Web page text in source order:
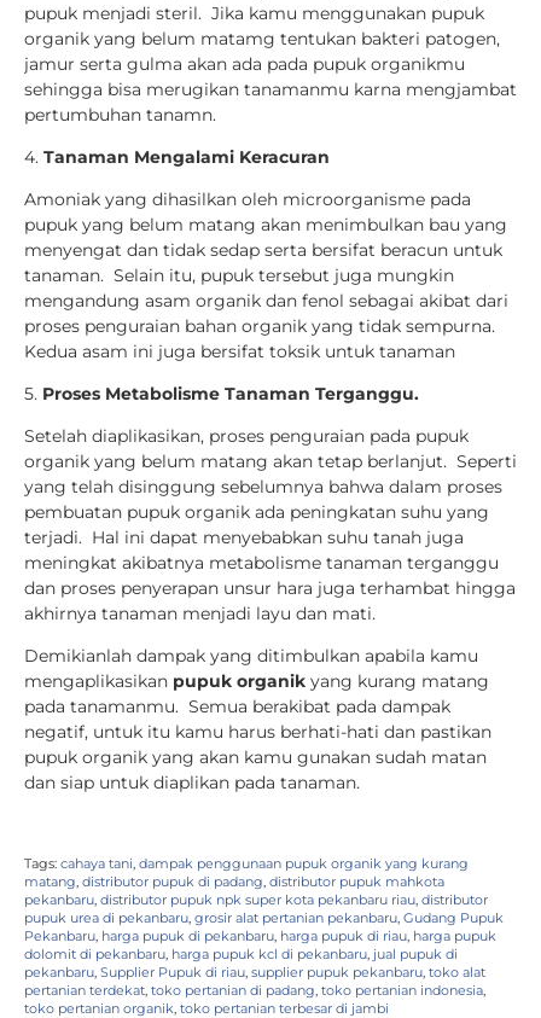
pupuk menjadi steril. Jika kamu menggunakan pupuk
organik yang belum matamg tentukan bakteri patogen,
jamur serta gulma akan ada pada pupuk organikmu
sehingga bisa merugikan tanamanmu karna mengjambat
pertumbuhan tanamn.
4. Tanaman Mengalami Keracuran
Amoniak yang dihasilkan oleh microorganisme pada
pupuk yang belum matang akan menimbulkan bau yang
menyengat dan tidak sedap serta bersifat beracun untuk
tanaman. Selain itu, pupuk tersebut juga mungkin
mengandung asam organik dan fenol sebagai akibat dari
proses penguraian bahan organik yang tidak sempurna.
Kedua asam ini juga bersifat toksik untuk tanaman
5. Proses Metabolisme Tanaman Terganggu.
Setelah diaplikasikan, proses penguraian pada pupuk
organik yang belum matang akan tetap berlanjut. Seperti
yang telah disinggung sebelumnya bahwa dalam proses
pembuatan pupuk organik ada peningkatan suhu yang
terjadi. Hal ini dapat menyebabkan suhu tanah juga
meningkat akibatnya metabolisme tanaman terganggu
dan proses penyerapan unsur hara juga terhambat hingga
akhirnya tanaman menjadi layu dan mati.
Demikianlah dampak yang ditimbulkan apabila kamu
mengaplikasikan pupuk organik yang kurang matang
pada tanamanmu. Semua berakibat pada dampak
negatif, untuk itu kamu harus berhati-hati dan pastikan
pupuk organik yang akan kamu gunakan sudah matan
dan siap untuk diaplikan pada tanaman.
Tags: cahaya tani, dampak penggunaan pupuk organik yang kurang
matang, distributor pupuk di padang, distributor pupuk mahkota
pekanbaru, distributor pupuk npk super kota pekanbaru riau, distributor
pupuk urea di pekanbaru, grosir alat pertanian pekanbaru, Gudang Pupuk
Pekanbaru, harga pupuk di pekanbaru, harga pupuk di riau, harga pupuk
dolomit di pekanbaru, harga pupuk kcl di pekanbaru, jual pupuk di
pekanbaru, Supplier Pupuk di riau, supplier pupuk pekanbaru, toko alat
pertanian terdekat, toko pertanian di padang, toko pertanian indonesia,
toko pertanian organik, toko pertanian terbesar di jambi